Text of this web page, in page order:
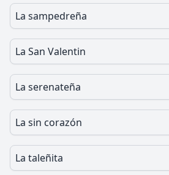
La sampedreña
La San Valentin
La serenateña
La sin corazón
La taleñita